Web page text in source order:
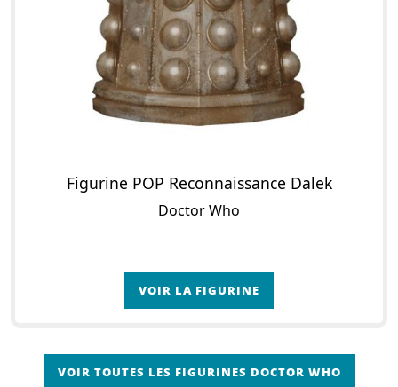
Figurine POP Reconnaissance Dalek
Doctor Who
VOIR LA FIGURINE
VOIR TOUTES LES FIGURINES DOCTOR WHO